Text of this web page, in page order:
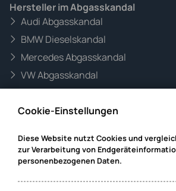
Hersteller im Abgasskandal
Audi Abgasskandal
BMW Dieselskandal
Mercedes Abgasskandal
VW Abgasskandal
Mandanteninformationen
Datenschutz
Impressum
Cookie-Einstellungen
Diese Website nutzt Cookies und
zur Verarbeitung von
personenbezogenen Daten.